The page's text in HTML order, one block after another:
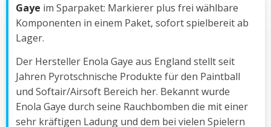
Gaye im Sparpaket: Markierer plus frei wählbare
Komponenten in einem Paket, sofort spielbereit ab
Lager.
Der Hersteller Enola Gaye aus England stellt seit
Jahren Pyrotschnische Produkte für den Paintball
und Softair/Airsoft Bereich her. Bekannt wurde
Enola Gaye durch seine Rauchbomben die mit einer
sehr kräftigen Ladung und dem bei vielen Spielern